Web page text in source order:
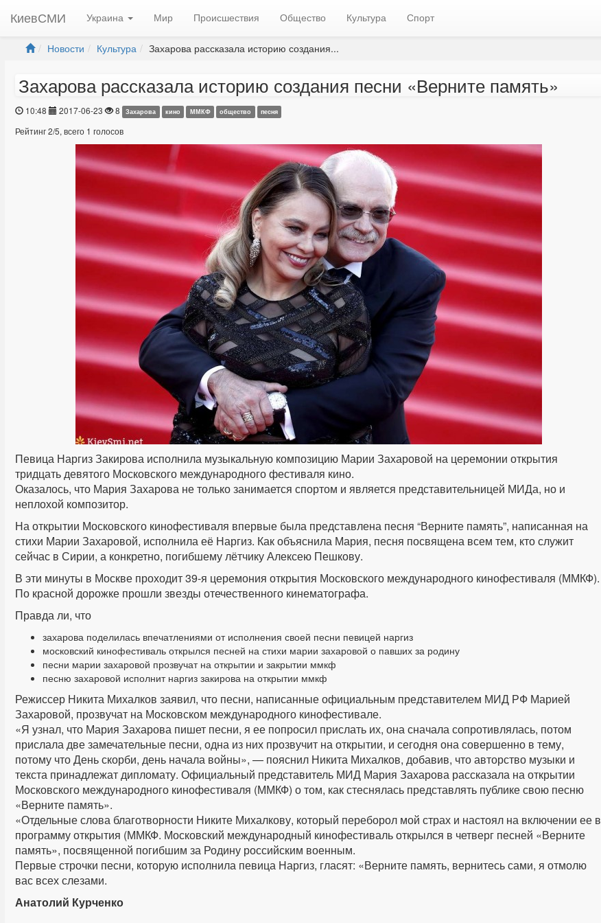
КиевСМИ Украина Мир Происшествия Общество Культура Спорт
Новости Культура Захарова рассказала историю создания...
Захарова рассказала историю создания песни «Верните память»
10:48 2017-06-23 8 Захарова кино ММКФ общество песня
Рейтинг2/5, всего 1 голосов
Певица Наргиз Закирова исполнила музыкальную композицию Марии Захаровой на церемонии открытия
тридцать девятого Московского международного фестиваля кино.
Оказалось, что Мария Захарова не только занимается спортом и является представительницей МИДа, но и
неплохой композитор.
На открытии Московского кинофестиваля впервые была представлена песня “Верните память”, написанная на
стихи Марии Захаровой, исполнила её Наргиз. Как объяснила Мария, песня посвящена всем тем, кто служит
сейчас в Сирии, а конкретно, погибшему лётчику Алексею Пешкову.
В эти минуты в Москве проходит 39-я церемония открытия Московского международного кинофестиваля (ММКФ).
По красной дорожке прошли звезды отечественного кинематографа.
Правда ли, что
захарова поделилась впечатлениями от исполнения своей песни певицей наргиз
московский кинофестиваль открылся песней на стихи марии захаровой о павших за родину
песни марии захаровой прозвучат на открытии и закрытии ммкф
песню захаровой исполнит наргиз закирова на открытии ммкф
Режиссер Никита Михалков заявил, что песни, написанные официальным представителем МИД РФ Марией
Захаровой, прозвучат на Московском международного кинофестивале.
«Я узнал, что Мария Захарова пишет песни, я ее попросил прислать их, она сначала сопротивлялась, потом
прислала две замечательные песни, одна из них прозвучит на открытии, и сегодня она совершенно в тему,
потому что День скорби, день начала войны», — пояснил Никита Михалков, добавив, что авторство музыки и
текста принадлежат дипломату. Официальный представитель МИД Мария Захарова рассказала на открытии
Московского международного кинофестиваля (ММКФ) о том, как стеснялась представлять публике свою песню
«Верните память».
«Отдельные слова благотворности Никите Михалкову, который переборол мой страх и настоял на включении ее в
программу открытия (ММКФ. Московский международный кинофестиваль открылся в четверг песней «Верните
память», посвященной погибшим за Родину российским военным.
Первые строчки песни, которую исполнила певица Наргиз, гласят: «Верните память, вернитесь сами, я отмолю
вас всех слезами.
Анатолий Курченко